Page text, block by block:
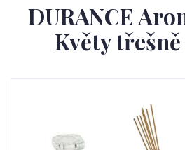
DURANCE
Květy